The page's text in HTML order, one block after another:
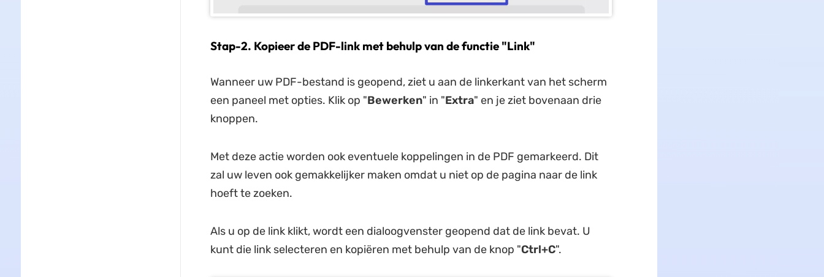
Stap-2. Kopieer de PDF-link met behulp van de functie "Link"
Wanneer uw PDF-bestand is geopend, ziet u aan de linkerkant van het scherm
een paneel met opties. Klik op "Bewerken" in "Extra" en je ziet bovenaan drie
knoppen.
Met deze actie worden ook eventuele koppelingen in de PDF gemarkeerd. Dit
zal uw leven ook gemakkelijker maken omdat u niet op de pagina naar de link
hoeft te zoeken.
Als u op de link klikt, wordt een dialoogvenster geopend dat de link bevat. U
kunt die link selecteren en kopiëren met behulp van de knop "Ctrl+C".